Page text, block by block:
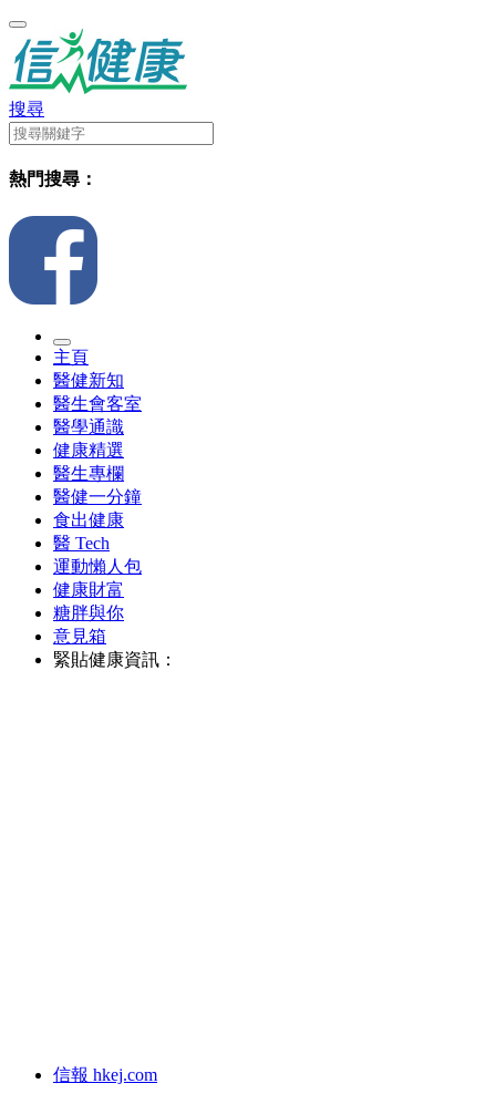
搜尋
熱門搜尋：
主頁
醫健新知
醫生會客室
醫學通識
健康精選
醫生專欄
醫健一分鐘
食出健康
醫 Tech
運動懶人包
健康財富
糖胖與你
意見箱
緊貼健康資訊：
信報 hkej.com